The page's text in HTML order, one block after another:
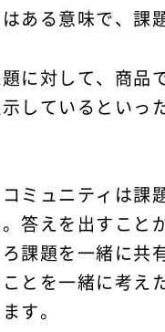
ある意味で、課
に対して、商品
しているといっ
ミュニティは課
答えを出すこと
課題を一緒に共
とを一緒に考え
す。